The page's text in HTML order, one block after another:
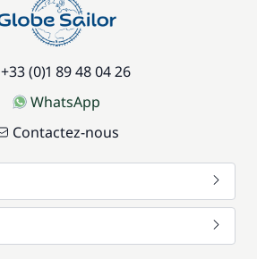
+33 (0)1 89 48 04 26
WhatsApp
Contactez-nous